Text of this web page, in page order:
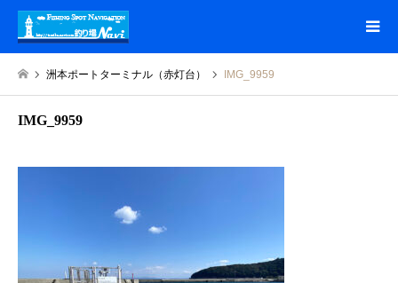
洲本ポートターミナル（赤灯台） IMG_9959
IMG_9959